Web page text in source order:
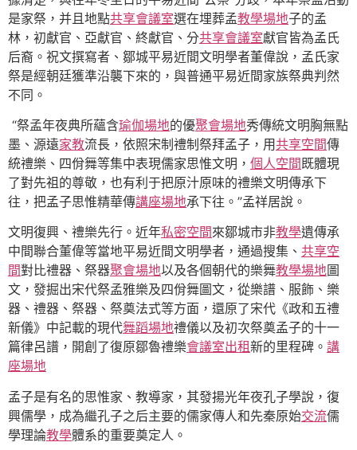
是家祭，并且地點共享會議室選在埋葬孟教學場地子的孟
林，初獻官、亞獻官、終獻官、分共享會議室獻官皆為孟氏
后裔。祝文撰寫者、鄒城平易近間文明學者董偉說，孟氏家
祭是經朝廷獲準沿襲下來的，與普通平易近間家族祭典判然
不同。
“祭孟年夜典所蘊含瑜伽場地的優聚會場地秀傳統文明胸無點
墨、源遠家教流長，依照宋制禮制祭拜孟子，用共享空間傳
統禮樂、四佾舞等集中表現儒家思惟文明， 個人空間既體現
了對先祖的尊敬，也有利于把原汁原味的禮樂文明傳承下
往，把孟子思惟精華傳講座場地承下往。”孟祥居說。
文明復興、禮樂先行。近年私密空間來鄒城市非教學遺傳承
中間聯合董偉等當地平易近間文明學者，通過搜集、 共享空
間對比禮器、祭器聚會場地以及各個朝代的樂舞教學場地圖
文，發掘出宋代祭孟雅樂及四佾舞圖文，從樂譜、服飾、樂
器、禮器、祭器、祭奠法式等方面，還原了宋代《政和五禮
新儀》中記載的現代舞蹈場地禮儀以及初次祭奠孟子的十一
篇律呂譜，開創了復原鄒魯禮樂會議室出租新的里程碑。 講
座場地
孟子是有名的思惟家、教導家，其發揚光年夜孔子學說，復
興儒學，成為繼孔子之后主要的儒家傳人和先秦原始交流儒
學理論教學體系的重要奠定人。